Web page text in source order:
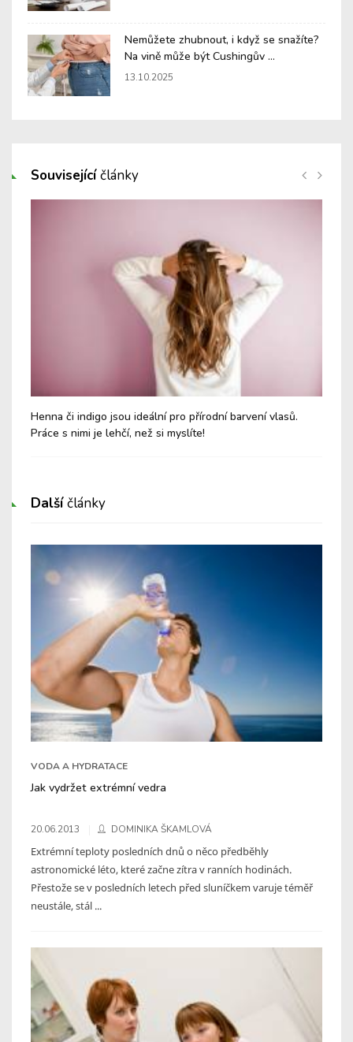
Nemůžete zhubnout, i když se snažíte?
Na vině může být Cushingův ...
13.10.2025
Souvisejícíčlánky
Henna či indigo jsou ideální pro přírodní barvení vlasů.
Práce s nimi je lehčí, než si myslíte!
Dalšíčlánky
VODA A HYDRATACE
Jak vydržet extrémní vedra
20.06.2013 DOMINIKA ŠKAMLOVÁ
Extrémní teploty posledních dnů o něco předběhly
astronomické léto, které začne zítra v ranních hodinách.
Přestože se v posledních letech před sluníčkem varuje téměř
neustále, stál ...